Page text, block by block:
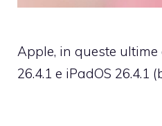
Apple, in queste ultime
26.4.1 e iPadOS 26.4.1